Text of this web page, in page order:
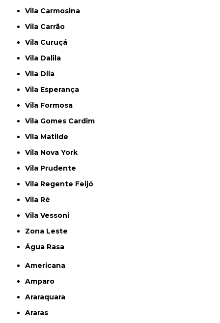
Vila Carmosina
Vila Carrão
Vila Curuçá
Vila Dalila
Vila Dila
Vila Esperança
Vila Formosa
Vila Gomes Cardim
Vila Matilde
Vila Nova York
Vila Prudente
Vila Regente Feijó
Vila Ré
Vila Vessoni
Zona Leste
Água Rasa
Americana
Amparo
Araraquara
Araras